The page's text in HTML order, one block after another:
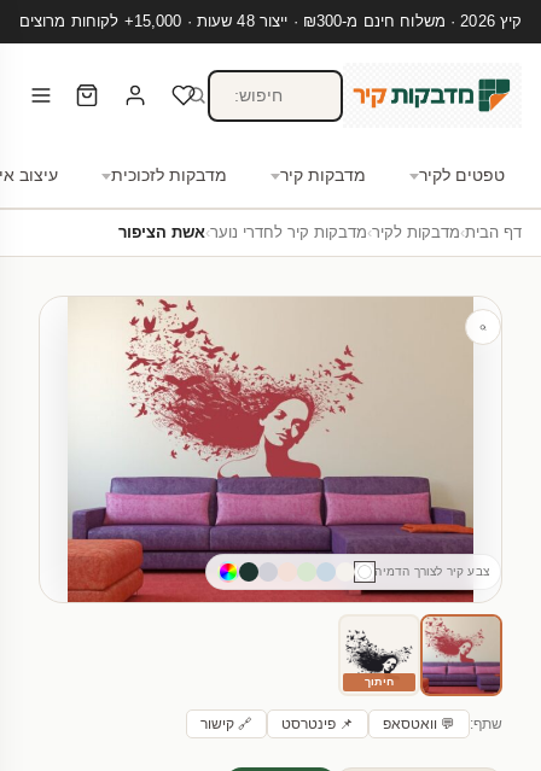
קיץ 2026 · משלוח חינם מ-₪300 · ייצור 48 שעות · 15,000+ לקוחות מרוצים
טפטים לקיר מדבקות קיר מדבקות לזכוכית עיצוב
דף הבית›מדבקות לקיר›מדבקות קיר לחדרי נוער›אשת הציפור
צבע קיר לצורך הדמיה
חיתוך
שתף: 💬 וואטסאפ 📌 פינטרסט 🔗 קישור